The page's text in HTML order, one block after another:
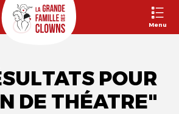
Menu
POUR
DE THÉATRE"